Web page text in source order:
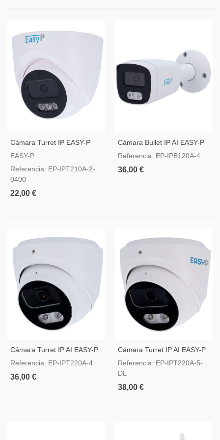
Cámara Turret IP EASY-P
2MP Lente 4 Mm
EASY-P
Referencia: EP-IPT210A-2-
0400
22,00 €
Cámara Bullet IP AI EASY-P
4MP Lente 2.8 Mm
Referencia: EP-IPB120A-4
36,00 €
Cámara Turret IP AI EASY-P
4MP Lente 2.8 Mm
Referencia: EP-IPT220A-4
36,00 €
Cámara Turret IP AI EASY-P
5MP Lente 2.8 Mm
Referencia: EP-IPT220A-5-
DL
38,00 €